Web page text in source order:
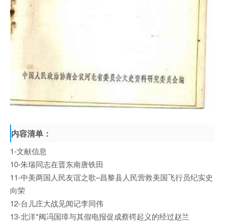
内容清单：
1-文献信息
10-朱瑞同志在晋东南唐铁田
11-中美两国人民友谊之歌–昌黎县人民营救美国飞行员纪实史
向荣
12-台儿庄大战见闻记李同伟
13-北洋*阀冯国璋与其假电报促成蔡锷起义的经过赵兰